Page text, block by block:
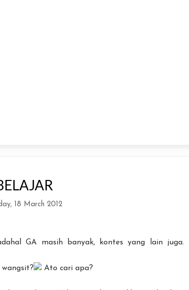
18 March 2012
GA masih banyak, kontes yang lain juga.
wangsit?
Ato cari apa?